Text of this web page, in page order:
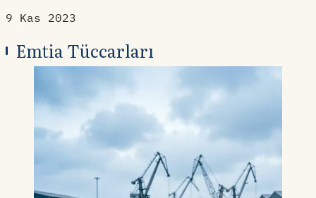
9 Kas 2023
Emtia Tüccarları